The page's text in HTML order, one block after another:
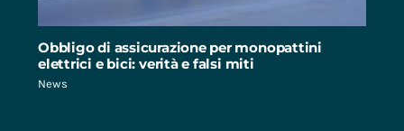
Obbligo di assicurazione per monopattini
elettrici e bici: verità e falsi miti
News